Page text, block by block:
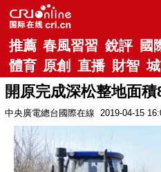
推薦 春風習習 銳評 國
體育 原創 直播 財智
開原完成深松整地面積
中央廣電總台國際在線 2019-04-15